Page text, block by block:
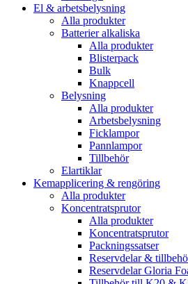
El & arbetsbelysning
Alla produkter
Batterier alkaliska
Alla produkter
Blisterpack
Bulk
Knappcell
Belysning
Alla produkter
Arbetsbelysning
Ficklampor
Pannlampor
Tillbehör
Elartiklar
Kemapplicering & rengöring
Alla produkter
Koncentratsprutor
Alla produkter
Koncentratsprutor
Packningssatser
Reservdelar &
Reservdelar Gloria